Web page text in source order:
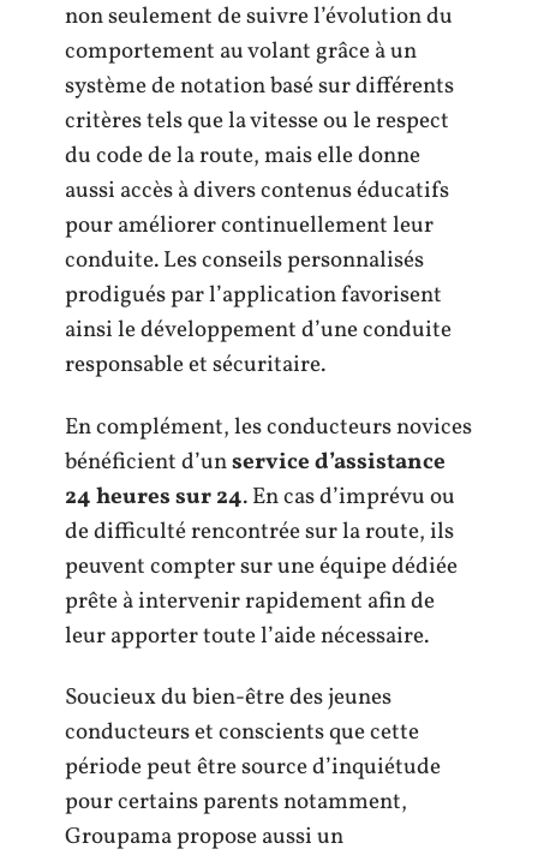
non seulement de suivre l’évolution du
comportement au volant grâce à un
système de notation basé sur différents
critères tels que la vitesse ou le respect
du code de la route, mais elle donne
aussi accès à divers contenus éducatifs
pour améliorer continuellement leur
conduite. Les conseils personnalisés
prodigués par l’application favorisent
ainsi le développement d’une conduite
responsable et sécuritaire.
En complément, les conducteurs novices
bénéficient d’unservice d’assistance
24 heures sur 24. En cas d’imprévu ou
de difficulté rencontrée sur la route, ils
peuvent compter sur une équipe dédiée
prête à intervenir rapidement afin de
leur apporter toute l’aide nécessaire.
Soucieux du bien-être des jeunes
conducteurs et conscients que cette
période peut être source d’inquiétude
pour certains parents notamment,
Groupama propose aussi un